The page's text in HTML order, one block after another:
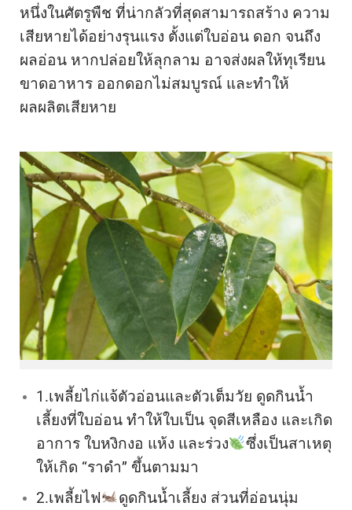
หนึ่งในศัตรูพืช ที่น่ากลัวที่สุดสามารถสร้าง ความ
เสียหายได้อย่างรุนแรง ตั้งแต่ใบอ่อน ดอก จนถึง
ผลอ่อน หากปล่อยให้ลุกลาม อาจส่งผลให้ทุเรียน
ขาดอาหาร ออกดอกไม่สมบูรณ์ และทำให้
ผลผลิตเสียหาย
1.เพลี้ยไก่แจ้ตัวอ่อนและตัวเต็มวัย ดูดกินน้ำ
เลี้ยงที่ใบอ่อน ทำให้ใบเป็น จุดสีเหลือง และเกิด
อาการ ใบหงิกงอ แห้ง และร่วง
ซึ่งเป็นสาเหตุ
ให้เกิด “ราดำ” ขึ้นตามมา
2.เพลี้ยไฟ
ดูดกินน้ำเลี้ยง ส่วนที่อ่อนนุ่ม